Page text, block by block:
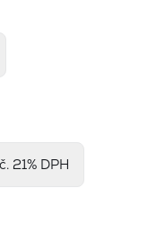
21% DPH